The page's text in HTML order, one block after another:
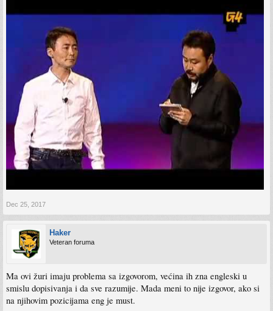
Dec 25, 2017
Haker
Veteran foruma
Ma ovi žuri imaju problema sa izgovorom, većina ih zna engleski u
smislu dopisivanja i da sve razumije. Mada meni to nije izgovor, ako si
na njihovim pozicijama eng je must.